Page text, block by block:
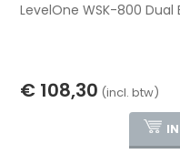
LevelOne WSK-800 Dual
€ 108,30 (incl. btw)